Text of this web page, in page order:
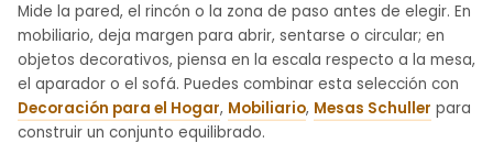
Mide la pared, el rincón o la zona de paso antes de elegir. En
mobiliario, deja margen para abrir, sentarse o circular; en
objetos decorativos, piensa en la escala respecto a la mesa,
el aparador o el sofá. Puedes combinar esta selección con
Decoración para el Hogar, Mobiliario, Mesas Schuller para
construir un conjunto equilibrado.